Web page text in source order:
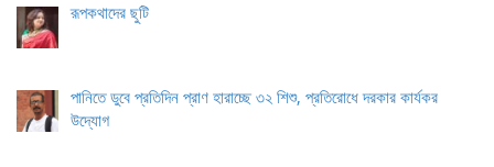
রূপকথাদের ছুটি
পানিতে ডুবে প্রতিদিন প্রাণ হারাচ্ছে ৩২ শিশু, প্রতিরোধে দরকার কার্যকর
উদ্যোগ